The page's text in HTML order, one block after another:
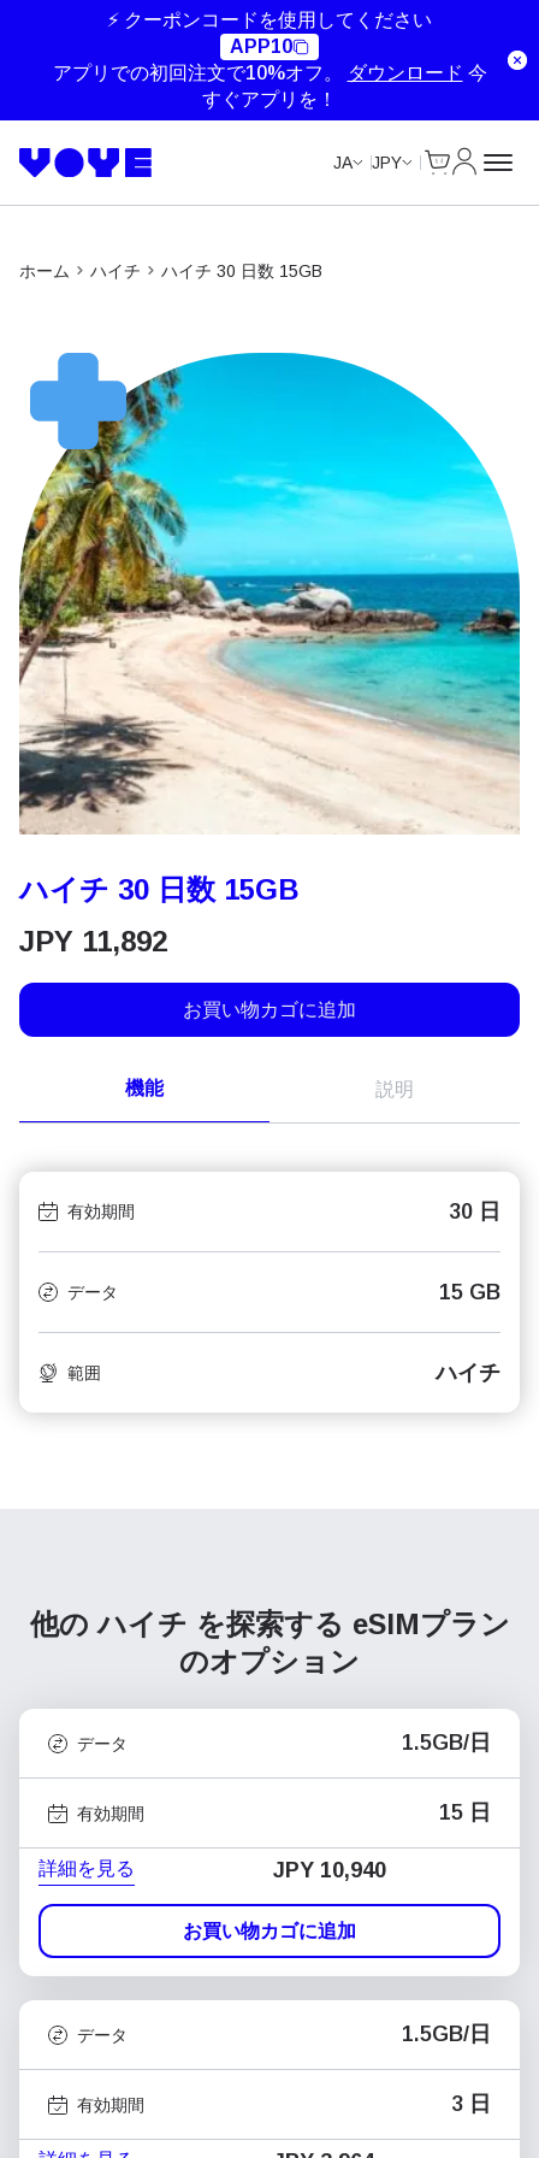
⚡ クーポンコードを使用してください
APP10
アプリでの初回注文で10%オフ。
ダウンロード 今
すぐアプリを！
JA JPY
ホーム ハイチ ハイチ 30 日数 15GB
ハイチ 30 日数 15GB
JPY 11,892
お買い物カゴに追加
機能 説明
有効期間 30 日
データ 15 GB
範囲 ハイチ
他の ハイチ を探索する eSIMプラン
のオプション
Unlimited Data
データ 1.5GB/日
有効期間 15 日
詳細を見る JPY 10,940
お買い物カゴに追加
Unlimited Data
データ 1.5GB/日
有効期間 3 日
Unlimited Data
Unlimited Data